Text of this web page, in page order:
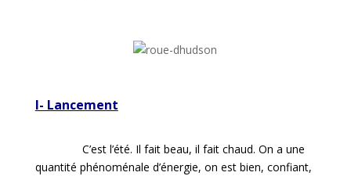
I- Lancement
C’est l’été. Il fait beau, il fait chaud. On a une
quantité phénoménale d’énergie, on est bien, confiant,